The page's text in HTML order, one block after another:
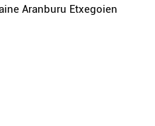
eta hirugarrenen cookie-
esperientzia eta
teknologiaz
gero, teknologia hori
diguzu.
Aranburu Etxegoien